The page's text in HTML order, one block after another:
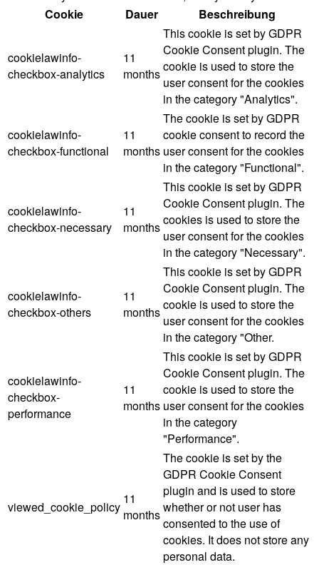
Cookie
Dauer Beschreibung
cookielawinfo-
checkbox-analytics
11
months
This cookie is set by GDPR
Cookie Consent plugin. The
cookie is used to store the
user consent for the cookies
in the category "Analytics".
cookielawinfo-
checkbox-functional
11
months
The cookie is set by GDPR
cookie consent to record the
user consent for the cookies
in the category "Functional".
cookielawinfo-
checkbox-necessary
11
months
This cookie is set by GDPR
Cookie Consent plugin. The
cookies is used to store the
user consent for the cookies
in the category "Necessary".
cookielawinfo-
checkbox-others
11
months
This cookie is set by GDPR
Cookie Consent plugin. The
cookie is used to store the
user consent for the cookies
in the category "Other.
cookielawinfo-
checkbox-
performance
11
months
This cookie is set by GDPR
Cookie Consent plugin. The
cookie is used to store the
user consent for the cookies
in the category
"Performance".
viewed_cookie_policy
11
months
The cookie is set by the
GDPR Cookie Consent
plugin and is used to store
whether or not user has
consented to the use of
cookies. It does not store any
personal data.